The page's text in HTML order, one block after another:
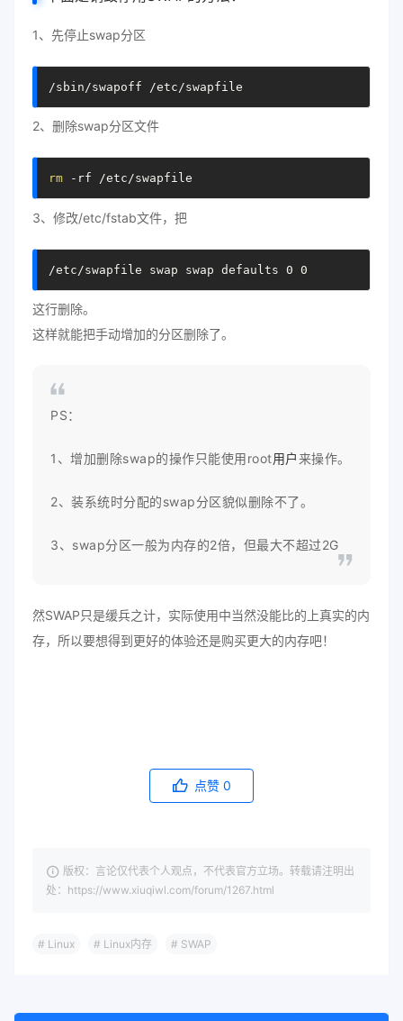
1、先停止swap分区
/sbin/swapoff /etc/swapfile
2、删除swap分区文件
rm -rf /etc/swapfile
3、修改/etc/fstab文件，把
/etc/swapfile swap swap defaults 0 0
这行删除。
这样就能把手动增加的分区删除了。
PS：
1、增加删除swap的操作只能使用root用户来操作。
2、装系统时分配的swap分区貌似删除不了。
3、swap分区一般为内存的2倍，但最大不超过2G
然SWAP只是缓兵之计，实际使用中当然没能比的上真实的内
存，所以要想得到更好的体验还是购买更大的内存吧！
点赞 0
版权：言论仅代表个人观点，不代表官方立场。转载请注明出
处：https://www.xiuqiwl.com/forum/1267.html
# Linux # Linux内存 # SWAP